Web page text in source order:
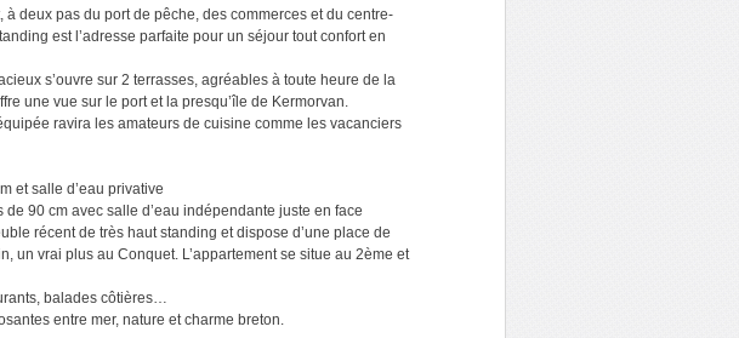
deux pas du port de pêche, des commerces et du centre-
est l’adresse parfaite pour un séjour tout confort en
s’ouvre sur 2 terrasses, agréables à toute heure de la
une vue sur le port et la presqu’île de Kermorvan.
ravira les amateurs de cuisine comme les vacanciers
et salle d’eau privative
90 cm avec salle d’eau indépendante juste en face
récent de très haut standing et dispose d’une place de
un vrai plus au Conquet. L’appartement se situe au 2ème et
balades côtières…
entre mer, nature et charme breton.